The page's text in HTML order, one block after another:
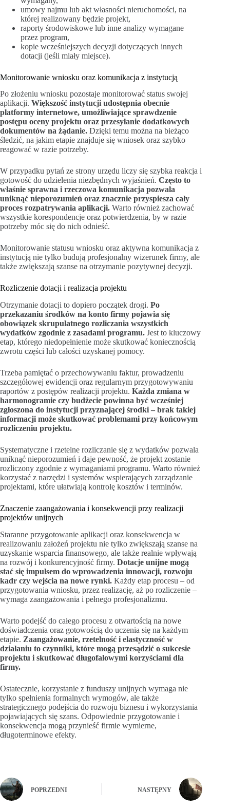
umowy najmu lub akt własności nieruchomości, na
której realizowany będzie projekt,
raporty środowiskowe lub inne analizy wymagane
przez program,
kopie wcześniejszych decyzji dotyczących innych
dotacji (jeśli miały miejsce).
Monitorowanie wniosku oraz komunikacja z instytucją
Po złożeniu wniosku pozostaje monitorować status swojej
aplikacji. Większość instytucji udostępnia obecnie
platformy internetowe, umożliwiające sprawdzenie
postępu oceny projektu oraz przesyłanie dodatkowych
dokumentów na żądanie. Dzięki temu można na bieżąco
śledzić, na jakim etapie znajduje się wniosek oraz szybko
reagować w razie potrzeby.
W przypadku pytań ze strony urzędu liczy się szybka reakcja i
gotowość do udzielenia niezbędnych wyjaśnień. Często to
właśnie sprawna i rzeczowa komunikacja pozwala
uniknąć nieporozumień oraz znacznie przyspiesza cały
proces rozpatrywania aplikacji. Warto również zachować
wszystkie korespondencje oraz potwierdzenia, by w razie
potrzeby móc się do nich odnieść.
Monitorowanie statusu wniosku oraz aktywna komunikacja z
instytucją nie tylko budują profesjonalny wizerunek firmy, ale
także zwiększają szanse na otrzymanie pozytywnej decyzji.
Rozliczenie dotacji i realizacja projektu
Otrzymanie dotacji to dopiero początek drogi. Po
przekazaniu środków na konto firmy pojawia się
obowiązek skrupulatnego rozliczania wszystkich
wydatków zgodnie z zasadami programu. Jest to kluczowy
etap, którego niedopełnienie może skutkować koniecznością
zwrotu części lub całości uzyskanej pomocy.
Trzeba pamiętać o przechowywaniu faktur, prowadzeniu
szczegółowej ewidencji oraz regularnym przygotowywaniu
raportów z postępów realizacji projektu. Każda zmiana w
harmonogramie czy budżecie powinna być wcześniej
zgłoszona do instytucji przyznającej środki – brak takiej
informacji może skutkować problemami przy końcowym
rozliczeniu projektu.
Systematyczne i rzetelne rozliczanie się z wydatków pozwala
uniknąć nieporozumień i daje pewność, że projekt zostanie
rozliczony zgodnie z wymaganiami programu. Warto również
korzystać z narzędzi i systemów wspierających zarządzanie
projektami, które ułatwiają kontrolę kosztów i terminów.
Znaczenie zaangażowania i konsekwencji przy realizacji
projektów unijnych
Staranne przygotowanie aplikacji oraz konsekwencja w
realizowaniu założeń projektu nie tylko zwiększają szanse na
uzyskanie wsparcia finansowego, ale także realnie wpływają
na rozwój i konkurencyjność firmy. Dotacje unijne mogą
stać się impulsem do wprowadzenia innowacji, rozwoju
kadr czy wejścia na nowe rynki. Każdy etap procesu – od
przygotowania wniosku, przez realizację, aż po rozliczenie –
wymaga zaangażowania i pełnego profesjonalizmu.
Warto podejść do całego procesu z otwartością na nowe
doświadczenia oraz gotowością do uczenia się na każdym
etapie. Zaangażowanie, rzetelność i elastyczność w
działaniu to czynniki, które mogą przesądzić o sukcesie
projektu i skutkować długofalowymi korzyściami dla
firmy.
Ostatecznie, korzystanie z funduszy unijnych wymaga nie
tylko spełnienia formalnych wymogów, ale także
strategicznego podejścia do rozwoju biznesu i wykorzystania
pojawiających się szans. Odpowiednie przygotowanie i
konsekwencja mogą przynieść firmie wymierne,
długoterminowe efekty.
POPRZEDNI NASTĘPNY